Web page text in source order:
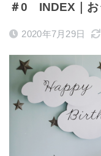
＃0 INDEX｜お
2020年7月29日